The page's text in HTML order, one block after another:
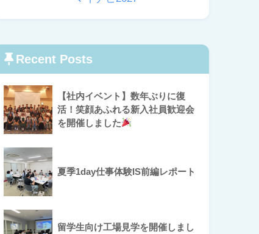
Recent Posts
【社内イベント】数年ぶりに復
活！笑顔あふれる新入社員歓迎会
を開催しました
夏季1day仕事体験IS前編レポート
留学生向け工場見学を開催しまし